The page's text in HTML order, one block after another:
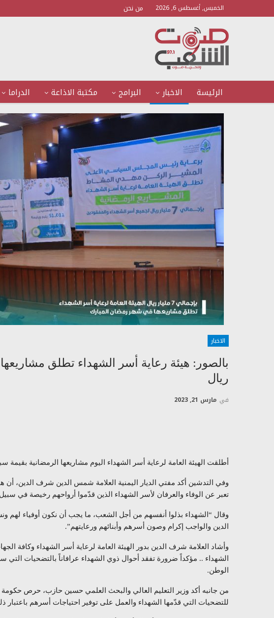
الخميس, أغسطس 6, 2026 من نحن
الرئيسة الاخبار البرامج مكتبة الاذاعة الدراما
الاخبار
بالصور: هيئة رعاية أسر الشهداء تطلق
ريال
في مارس 21, 2023
أطلقت الهيئة العامة لرعاية أسر الشهداء اليوم مشاريعها الرمضانية بقيمة
وفي التدشين أكد مفتي الديار اليمنية العلامة شمس الدين شرف الدين، أن
تعبر عن الوفاء والعرفان لأسر الشهداء الذين قدّموا أرواحهم رخيصة في
وقال “الشهداء بذلوا أنفسهم من أجل الشعب، ما يجب أن نكون أوفياء لهم
الدين والواجب إكرام وصون أسرهم وأبنائهم ورعايتهم”.
وأشاد العلامة شرف الدين بدور الهيئة العامة لرعاية أسر الشهداء وكافة
الشهداء .. مؤكداً ضرورة تفقد أحوال ذوي الشهداء عرافاناً بالتضحيات
الوطن.
من جانبه أكد وزير التعليم العالي والبحث العلمي حسين حازب، حرص حكومة
للتضحيات التي قدّمها الشهداء والعمل على توفير احتياجات أسرهم